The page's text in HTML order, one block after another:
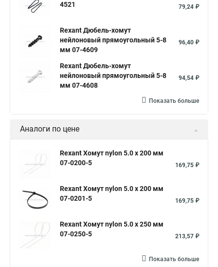
Стяжка кабельная металлическая
Хомуты для крепления трубопроводов
Подвес крепления кабеля Хомуты нейлоновые белые
Производство хомутов
Хомут стяжка нейлоновая
Хомуты пластиковые размеры
Хомуты металлические стальные
Кабельный зажим для кабелей Хомут нержавеющий
Стяжки 250 мм
4521
79,24 ₽
Rexant Дюбель-хомут
нейлоновый прямоугольный 5-8
мм 07-4609
96,40 ₽
Rexant Дюбель-хомут
нейлоновый прямоугольный 5-8
мм 07-4608
94,54 ₽
Показать больше
Аналоги по цене
Rexant Хомут nylon 5.0 х 200 мм
07-0200-5
169,75 ₽
Rexant Хомут nylon 5.0 х 200 мм
07-0201-5
169,75 ₽
Rexant Хомут nylon 5.0 х 250 мм
07-0250-5
213,57 ₽
Показать больше